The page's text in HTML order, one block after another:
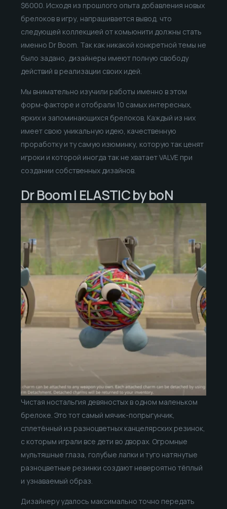
$6000. Исходя из прошлого опыта добавления новых
брелоков в игру, напрашивается вывод, что
следующей коллекцией от комьюнити должны стать
именно Dr Boom. Так как никакой конкретной темы не
было задано, дизайнеры имеют полную свободу
действий в реализации своих идей.
Мы внимательно изучили работы именно в этом
форм-факторе и отобрали 10 самых интересных,
ярких и запоминающихся брелоков. Каждый из них
имеет свою уникальную идею, качественную
проработку и ту самую изюминку, которую так ценят
игроки и которой иногда так не хватает VALVE при
создании собственных дизайнов.
Dr Boom | ELASTIC by boN
Чистая ностальгия девяностых в одном маленьком
брелоке. Это тот самый мячик-попрыгунчик,
сплетённый из разноцветных канцелярских резинок,
с которым играли все дети во дворах. Огромные
мультяшные глаза, голубые лапки и туго натянутые
разноцветные резинки создают невероятно тёплый
и узнаваемый образ.
Дизайнеру удалось максимально точно передать